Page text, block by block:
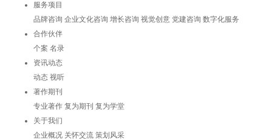
服务项目
品牌咨询 企业文化咨询 增长咨询 视觉创意 党建咨询 数字化服务
合作伙伴
个案 名录
资讯动态
动态 视听
著作期刊
专业著作 复为期刊 复为学堂
关于我们
企业概况 关怀交流 策划风采